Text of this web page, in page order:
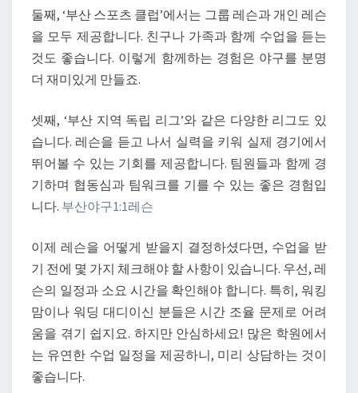
음
둘째, ‘부산 스포츠 클럽’에서는 그룹 레슨과 개인 레슨
을 모두 제공합니다. 친구나 가족과 함께 수업을 듣는
것도 좋습니다. 이렇게 함께하는 경험은 야구를 분명
더 재미있게 만들죠.
셋째, ‘부산 지역 독립 리그’와 같은 다양한 리그도 있
습니다. 레슨을 듣고 나서 실력을 키워 실제 경기에서
뛰어볼 수 있는 기회를 제공합니다. 팀원들과 함께 경
기하며 협동심과 팀워크를 기를 수 있는 좋은 경험입
니다. 부산야구1:1레슨
이제 레슨을 어떻게 받을지 결정하셨다면, 수업을 받
기 전에 몇 가지 체크해야 할 사항이 있습니다. 우선, 레
슨의 일정과 소요 시간을 확인해야 합니다. 특히, 워킹
맘이나 워딩 대디이신 분들은 시간 조율 문제로 어려
움을 겪기 쉽지요. 하지만 안심하세요! 많은 학원에서
는 유연한 수업 일정을 제공하니, 미리 상담하는 것이
좋습니다.